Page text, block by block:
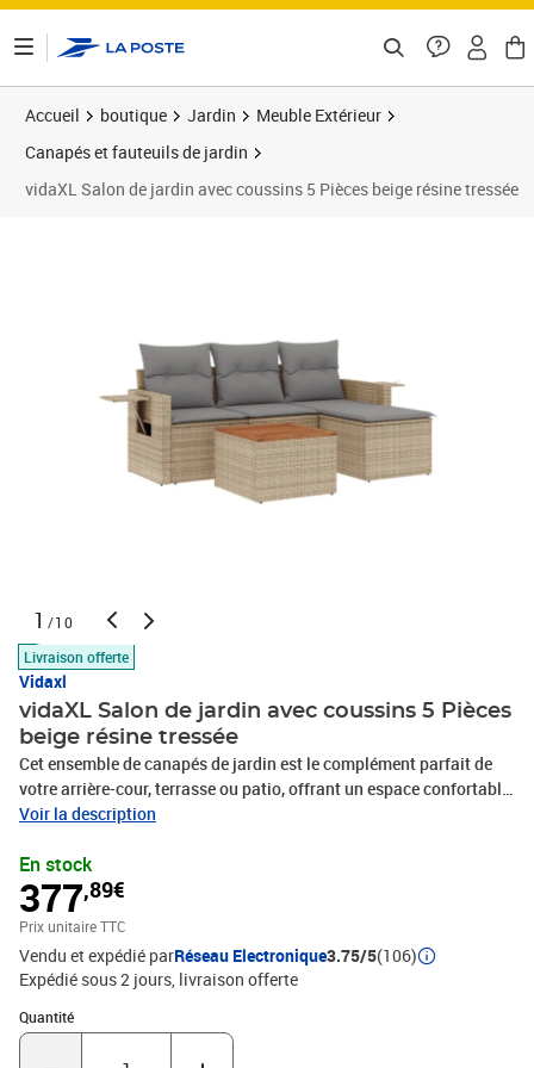
Accueil boutique Jardin
Meuble Extérieur
Canapés et fauteuils de jardin
vidaXL Salon de jardin avec coussins 5 Pièces beige résine tressée
1 /10
Livraison offerte
Vidaxl
vidaXL Salon de jardin avec coussins 5 Pièces
beige résine tressée
Cet ensemble de canapés de jardin est le complément parfait de
votre arrière-cour, terrasse ou patio, offrant un espace confortable
et accueillant pour discuter avec la famille et les amis ou
la résine tressée, également connue sous le nom de poly rotin, est
un matériau synthétique solide et nécessitant peu d'entretien qui
ressemble au rotin naturel. Il est léger, facile à nettoyer et
couramment utilisé pour les meubles d'extérieur en raison de sa
durabilité et de ses propriétés de résistance aux intempéries.Table
d'appoint pratique : ce mobilier d'extérieur comprend une table
d'appoint pliable avec un ressort à gaz sur les accoudoirs, offrant
un endroit pratique pour garder vos essentiels à portée de
Voir la description
En stock
377,89€
Prix unitaire TTC
Vendu et expédié parRéseau Electronique3.75/5(106)
Expédié sous 2 jours livraison offerte
Quantité
Quantité : 1